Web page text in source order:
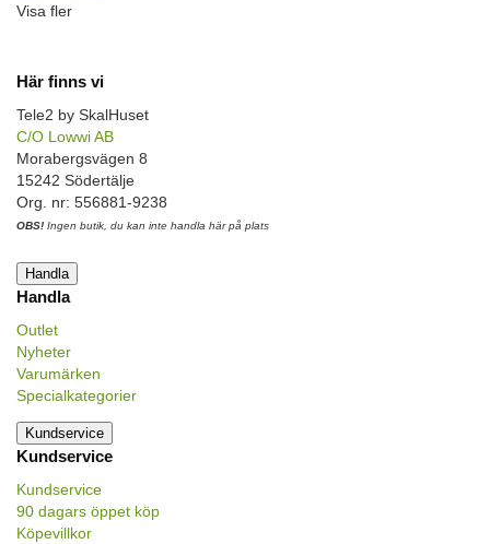
Visa fler
Här finns vi
Tele2 by SkalHuset
C/O Lowwi AB
Morabergsvägen 8
15242 Södertälje
Org. nr: 556881-9238
OBS! Ingen butik, du kan inte handla här på plats
Handla
Handla
Outlet
Nyheter
Varumärken
Specialkategorier
Kundservice
Kundservice
Kundservice
90 dagars öppet köp
Köpevillkor